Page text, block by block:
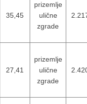
35,45
prizemlje
ulične
zgrade
27,41
prizemlje
ulične
zgrade